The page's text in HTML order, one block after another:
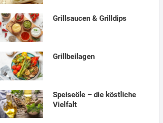
Grillsaucen & Grilldips
Grillbeilagen
Speiseöle – die köstliche
Vielfalt